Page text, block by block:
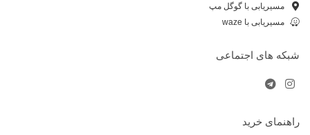
مسیریابی با گوگل مپ
مسیریابی با waze
شبکه های اجتماعی
راهنمای خرید